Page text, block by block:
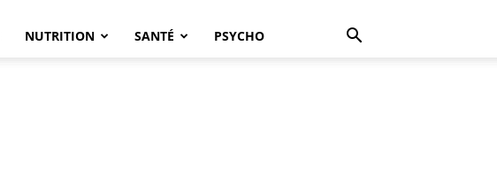
NUTRITION SANTÉ PSYCHO